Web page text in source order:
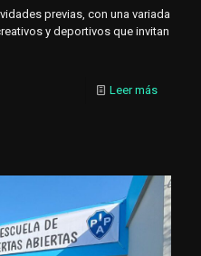
previas, con una variada
y deportivos que invitan
Leer más